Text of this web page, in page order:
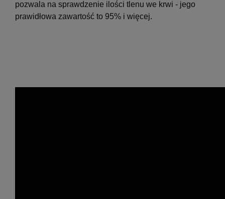
pozwala na sprawdzenie ilości tlenu we krwi - jego
prawidłowa zawartość to 95% i więcej.